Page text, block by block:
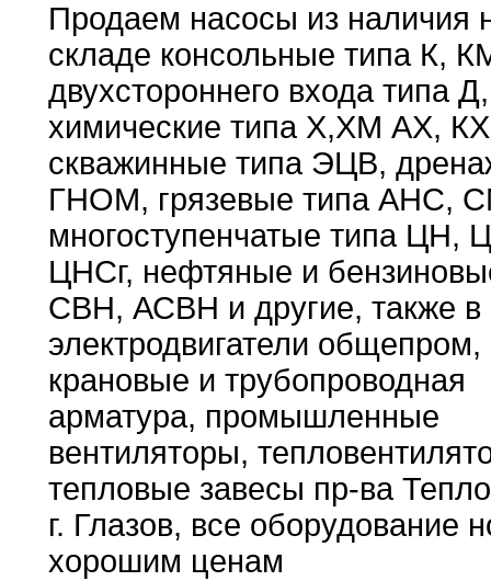
Продаем насосы из наличия
складе консольные типа К,
двухстороннего входа типа Д,
химические типа Х,ХМ АХ,
скважинные типа ЭЦВ,
ГНОМ, грязевые типа АНС,
многоступенчатые типа ЦН,
ЦНСг, нефтяные и
СВН, АСВН и другие, также
электродвигатели общепром,
крановые и трубопроводная
арматура, промышленные
вентиляторы,
тепловые завесы пр-ва
г. Глазов, все оборудование
хорошим ценам